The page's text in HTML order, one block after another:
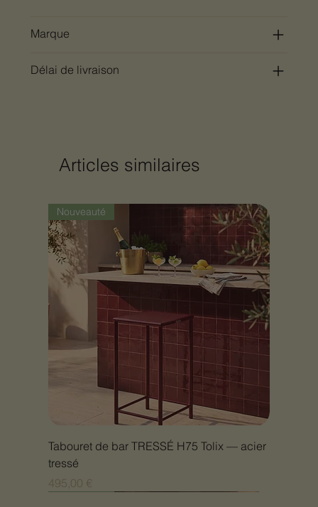
Marque
Délai de livraison
Articles similaires
Nouveauté
Tabouret de bar TRESSÉ H75 Tolix — acier
tressé
Prix
495,00 €